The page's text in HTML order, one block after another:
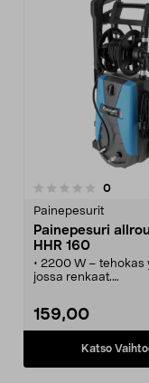
0
Painepesurit
Painepesuri
HHR 160
• 2200 W – tehokas
jossa renkaat.
• Manuaalinen
säilyttää.
• Helppo liikutella.
159,00
Katso